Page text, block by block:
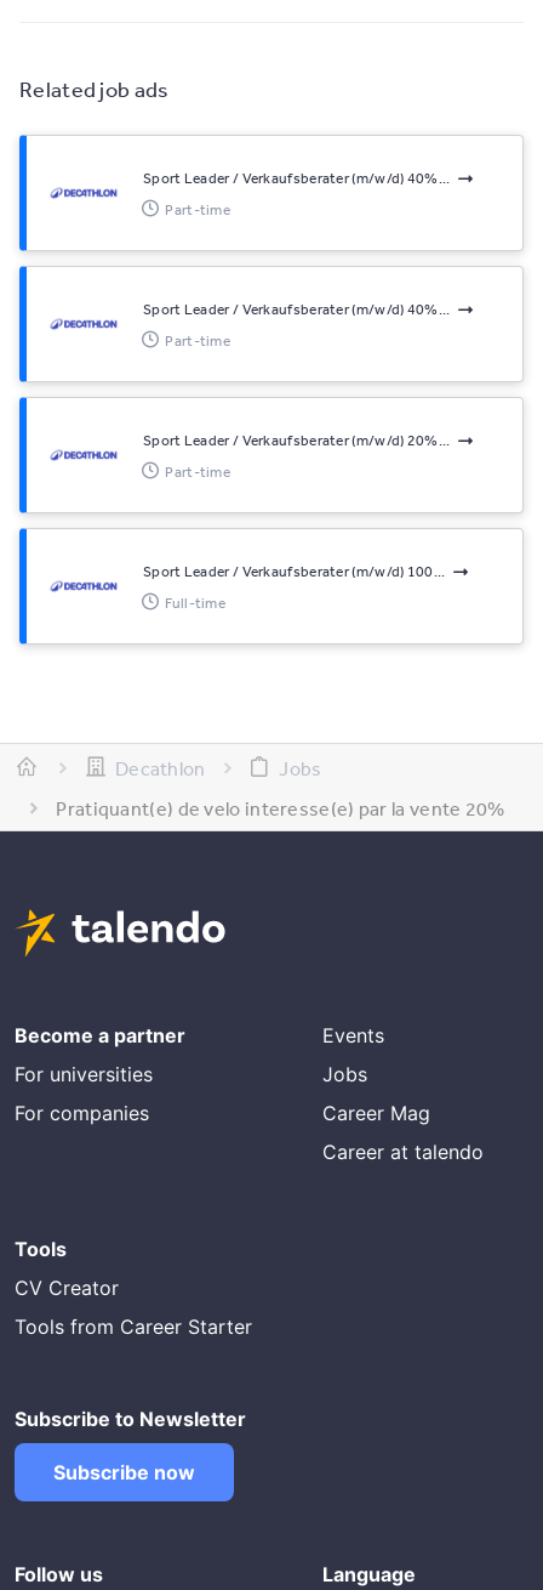
Related job ads
Sport Leader / Verkaufsberater (m/w/d) 40%...
Part-time
Sport Leader / Verkaufsberater (m/w/d) 40%...
Part-time
Sport Leader / Verkaufsberater (m/w/d) 20%...
Part-time
Sport Leader / Verkaufsberater (m/w/d) 100...
Full-time
Decathlon
Jobs
Pratiquant(e) de velo interesse(e) par la vente 20%
Become a partner
For universities
For companies
Events
Jobs
Career Mag
Career at talendo
Tools
CV Creator
Tools from Career Starter
Subscribe to Newsletter
Subscribe now
Follow us Language